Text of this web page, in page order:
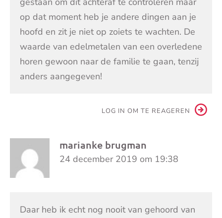
op dat moment heb je andere dingen aan je
hoofd en zit je niet op zoiets te wachten. De
waarde van edelmetalen van een overledene
horen gewoon naar de familie te gaan, tenzij
anders aangegeven!
LOG IN OM TE REAGEREN
marianke brugman
24 december 2019 om 19:38
Daar heb ik echt nog nooit van gehoord van